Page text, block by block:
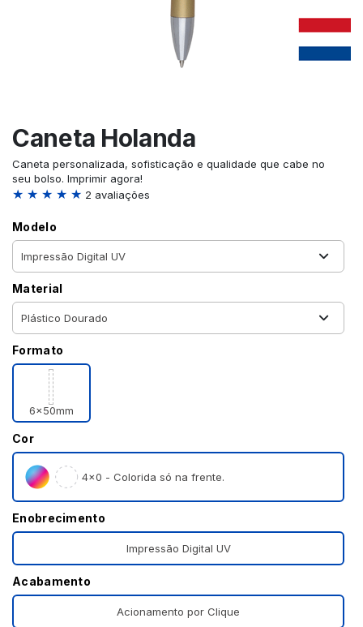
Caneta Holanda
Caneta personalizada, sofisticação e qualidade que cabe no
seu bolso. Imprimir agora!
★ ★ ★ ★ ★ 2 avaliações
Modelo
Material
Formato
6x50mm
Cor
4×0 - Colorida só na frente.
Enobrecimento
Impressão Digital UV
Acabamento
Acionamento por Clique